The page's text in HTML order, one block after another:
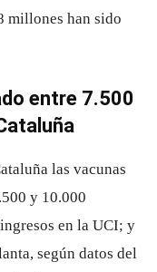
millones han sido
entre 7.500
las vacunas
y 10.000
en la UCI; y
según datos del